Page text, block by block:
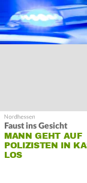
Faust ins Gesicht
MANN GEHT AUF
POLIZISTEN IN
LOS